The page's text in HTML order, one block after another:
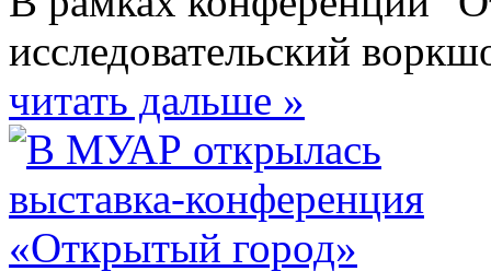
исследовательский
читать дальше »